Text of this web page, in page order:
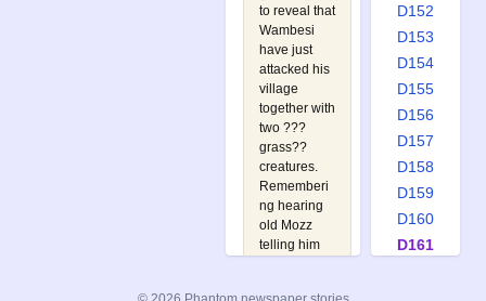
to reveal that
Wambesi
have just
attacked his
village
together with
two ???
grass??
creatures.
Rememberi
ng hearing
old Mozz
telling him
D152
D153
D154
D155
D156
D157
D158
D159
D160
D161